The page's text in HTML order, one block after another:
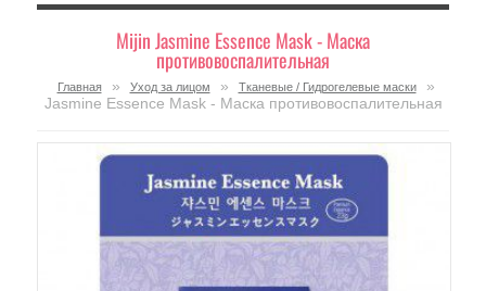
Mijin Jasmine Essence Mask - Маска
противовоспалительная
Главная » Уход за лицом » Тканевые / Гидрогелевые маски
»
Jasmine Essence Mask - Маска противовоспалительная